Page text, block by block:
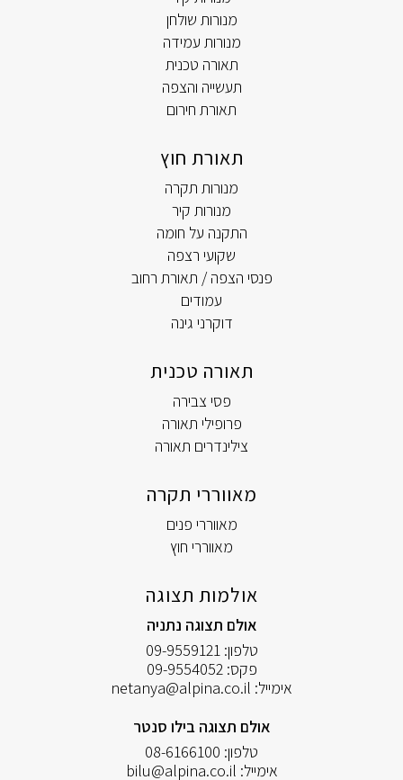
מנורות שולחן
מנורות עמידה
תאורה טכנית
תעשייה והצפה
תאורת חירום
תאורת חוץ
מנורות תקרה
מנורות קיר
התקנה על חומה
שקועי רצפה
פנסי הצפה / תאורת רחוב
עמודים
דוקרני גינה
תאורה טכנית
פסי צבירה
פרופילי תאורה
צילינדרים תאורה
מאווררי תקרה
מאווררי פנים
מאווררי חוץ
אולמות תצוגה
אולם תצוגה נתניה
טלפון: 09-9559121
פקס: 09-9554052
אימייל: netanya@alpina.co.il
אולם תצוגה בילו סנטר
טלפון: 08-6166100
אימייל: bilu@alpina.co.il